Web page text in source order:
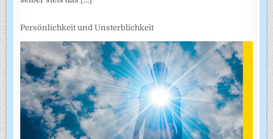
Persönlichkeit und Unsterblichkeit